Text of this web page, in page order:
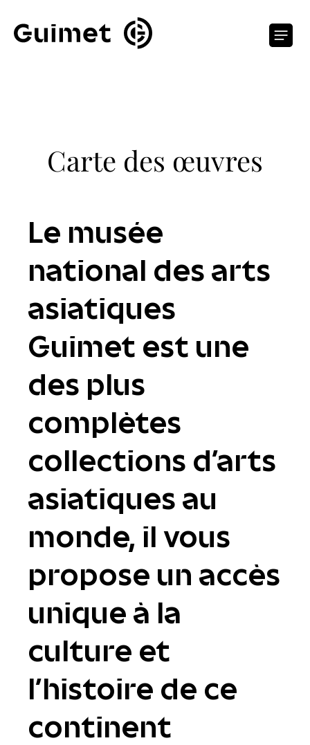
Carte des œuvres
Le musée
national des arts
asiatiques
Guimet est une
des plus
complètes
collections d'arts
asiatiques au
monde, il vous
propose un accès
unique à la
culture et
l’histoire de ce
continent